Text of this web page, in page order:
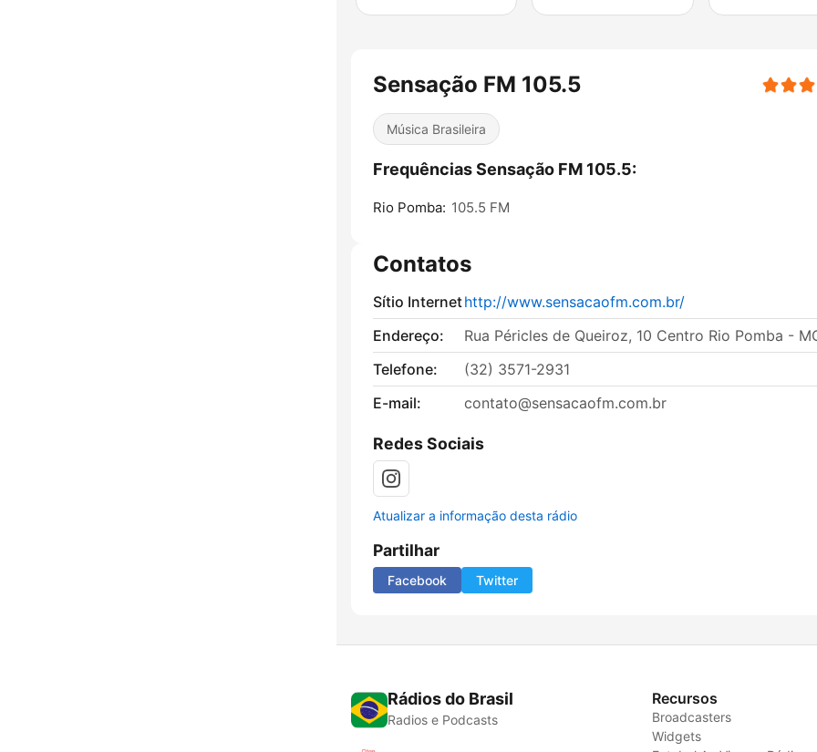
Sensação FM 105.5
Música Brasileira
Frequências Sensação FM 105.5:
Rio Pomba: 105.5 FM
Contatos
Sítio Internethttp://www.sensacaofm.com.br/
Endereço:
Rua Péricles de Queiroz, 10 Centro Rio Pomba -
Telefone:
(32) 3571-2931
E-mail:
contato@sensacaofm.com.br
Redes Sociais
Atualizar a informação desta rádio
Partilhar
Facebook Twitter
Rádios do Brasil
Radios e Podcasts
Recursos
Broadcasters
Widgets